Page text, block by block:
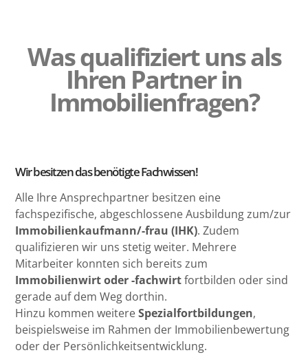
Was qualifiziert uns als
Ihren Partner in
Immobilienfragen?
Wir besitzen das benötigte Fachwissen!
Alle Ihre Ansprechpartner besitzen eine
fachspezifische, abgeschlossene Ausbildung zum/zur
Immobilienkaufmann/-frau (IHK). Zudem
qualifizieren wir uns stetig weiter. Mehrere
Mitarbeiter konnten sich bereits zum
Immobilienwirt oder -fachwirtfortbilden oder sind
gerade auf dem Weg dorthin.
Hinzu kommen weitereSpezialfortbildungen,
beispielsweise im Rahmen der Immobilienbewertung
oder der Persönlichkeitsentwicklung.